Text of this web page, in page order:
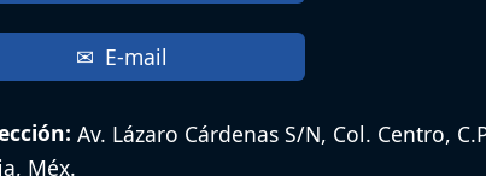
E-mail
Av. Lázaro Cárdenas S/N, Col. Centro,
Méx.